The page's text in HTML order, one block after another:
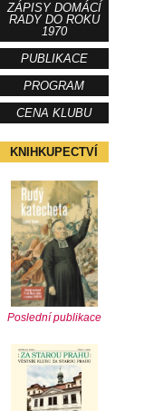
ZÁPISY DOMÁCÍ
RADY DO ROKU
1970
PUBLIKACE
PROGRAM
CENA KLUBU
KNIHKUPECTVÍ
Poslední publikace